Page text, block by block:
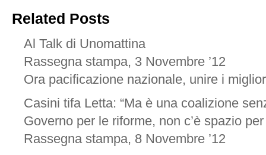
Related Posts
Al Talk di Unomattina
Rassegna stampa, 3 Novembre ’12
Ora pacificazione nazionale, unire i
Casini tifa Letta: “Ma è una coalizione
Governo per le riforme, non c’è spazio
Rassegna stampa, 8 Novembre ’12